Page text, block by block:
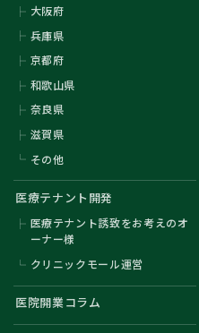
大阪府
兵庫県
京都府
和歌山県
奈良県
滋賀県
その他
医療テナント開発
医療テナント誘致をお考えのオ
ーナー様
クリニックモール運営
医院開業コラム